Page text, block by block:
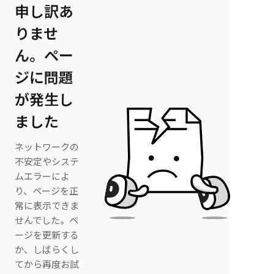
申し訳あ
りませ
ん。ペー
ジに問題
が発生し
ました
ネットワークの
不安定やシステ
ムエラーによ
り、ページを正
常に表示できま
せんでした。ペ
ージを更新する
か、しばらくし
てから再度お試